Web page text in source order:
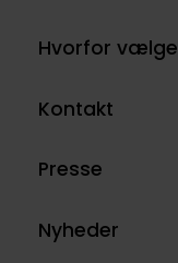
Hvorfor
Kontakt
Presse
Nyheder